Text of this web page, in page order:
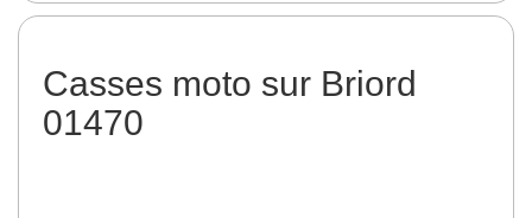
Casses moto sur Briord
01470